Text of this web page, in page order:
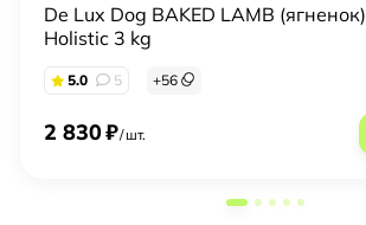
De Lux Dog BAKED LAMB (ягненок)
Holistic 3 kg
5.0 5 +56
2 830₽/шт.